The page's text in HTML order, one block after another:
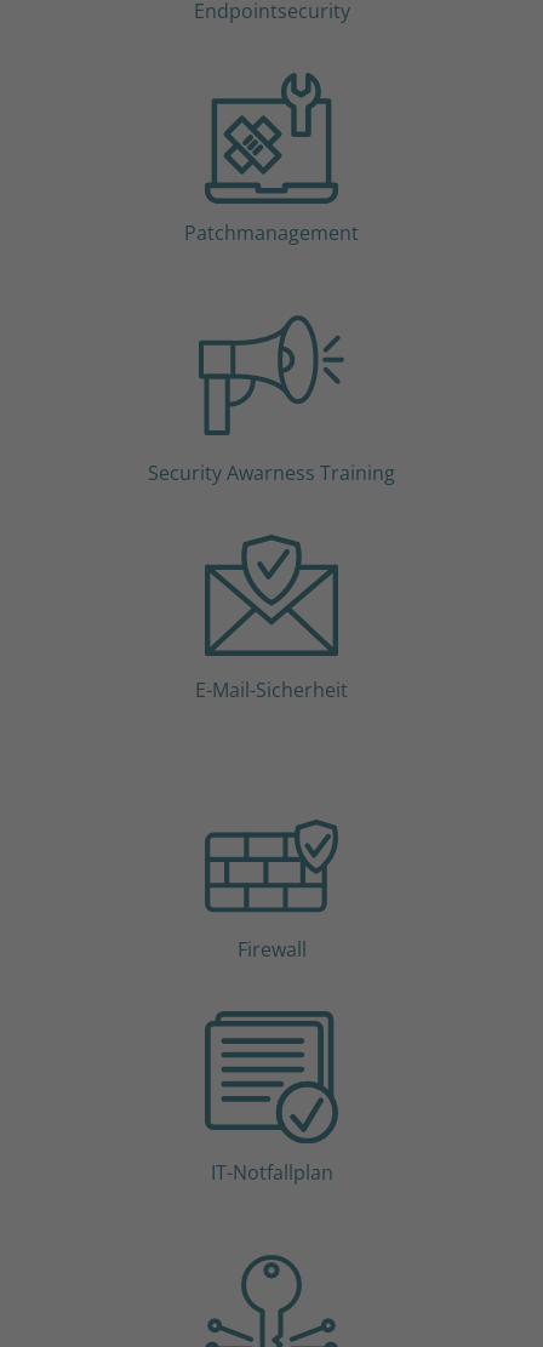
Endpointsecurity
Patchmanagement
Security Awarness Training
E-Mail-Sicherheit
Firewall
IT-Notfallplan